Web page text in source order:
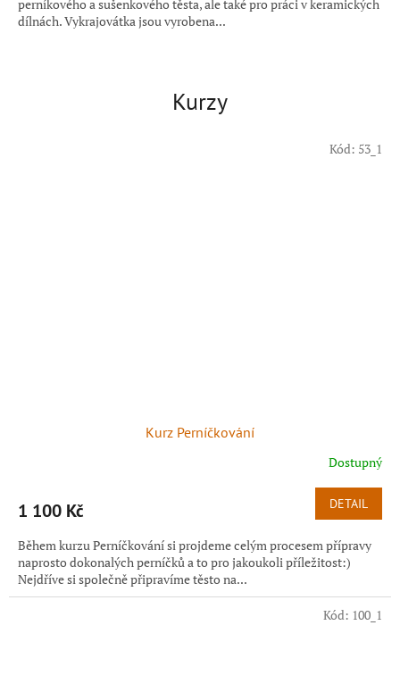
perníkového a sušenkového těsta, ale také pro práci v keramických
dílnách. Vykrajovátka jsou vyrobena...
Kurzy
Kurz Perníčkování
Dostupný
1 100 Kč DETAIL
Během kurzu Perníčkování si projdeme celým procesem přípravy
naprosto dokonalých perníčků a to pro jakoukoli příležitost:)
Nejdříve si společně připravíme těsto na...
Kód: 53_1
Kód: 100_1